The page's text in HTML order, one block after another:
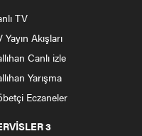
TV
Yayın Akışları
Canlı izle
Yarışma
Eczaneler
3